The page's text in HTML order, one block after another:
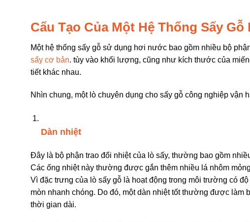
Cấu Tạo Của Một Hệ Thống Sấy
Một hệ thống sấy gỗ sử dụng hơi nước bao gồm nhiều bộ
sấy cơ bản. tùy vào khối lượng, cũng như kích thước của
tiết khác nhau.
Nhìn chung, một lò chuyên dụng cho sấy gỗ công nghiệp
Dàn nhiệt
Đây là bộ phận trao đổi nhiệt của lò sấy, thường bao gồm
Các ống nhiệt này thường được gắn thêm nhiều lá nhôm
Vì đặc trưng của lò sấy gỗ là hoạt động trong môi trường có
mòn nhanh chóng. Do đó, một dàn nhiệt tốt thường được làm
thời gian dài.